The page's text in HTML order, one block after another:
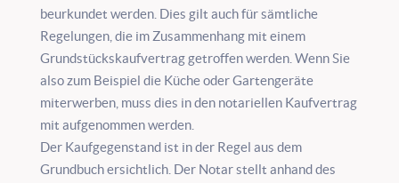
beurkundet werden. Dies gilt auch für sämtliche
Regelungen, die im Zusammenhang mit einem
Grundstückskaufvertrag getroffen werden. Wenn Sie
also zum Beispiel die Küche oder Gartengeräte
miterwerben, muss dies in den notariellen Kaufvertrag
mit aufgenommen werden.
Der Kaufgegenstand ist in der Regel aus dem
Grundbuch ersichtlich. Der Notar stellt anhand des